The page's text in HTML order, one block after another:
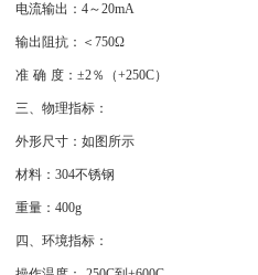
电流输出：4～20mA
输出阻抗：＜750Ω
准 确 度：±2％（+250C）
三、物理指标：
外形尺寸：如图所示
材料：304不锈钢
重量：400g
四、环境指标：